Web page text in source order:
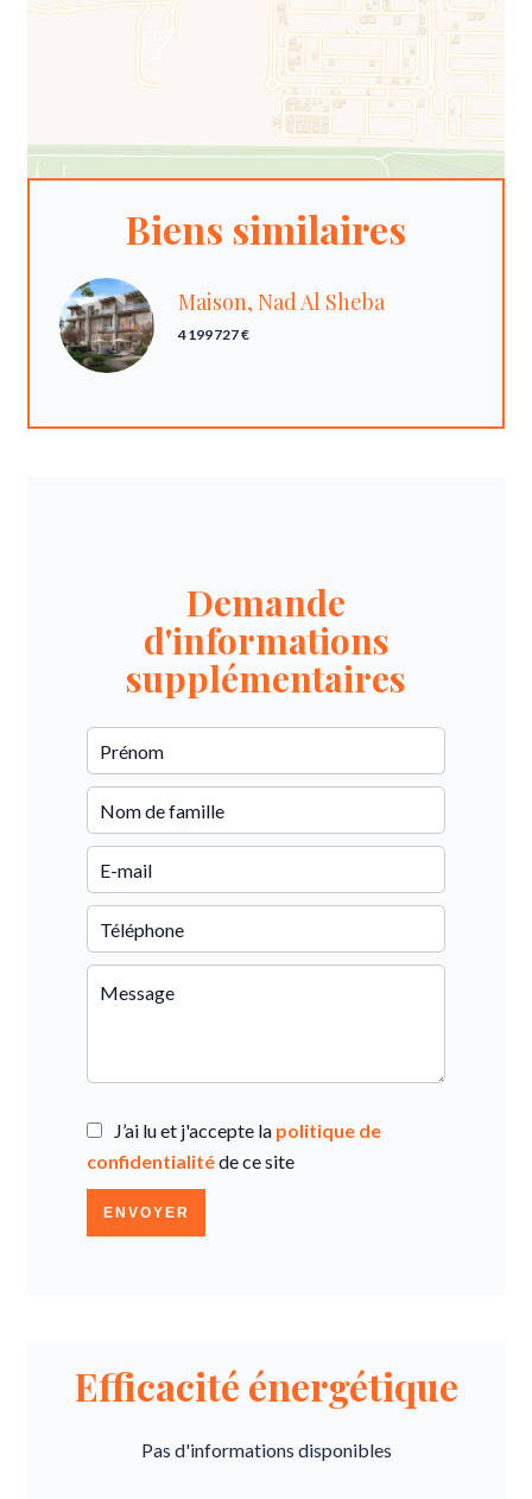
Biens similaires
Maison, Nad Al Sheba
4 199 727 €
Demande
d'informations
supplémentaires
J’ai lu et j'accepte la politique de
confidentialitéde ce site
ENVOYER
Efficacité énergétique
Pas d'informations disponibles